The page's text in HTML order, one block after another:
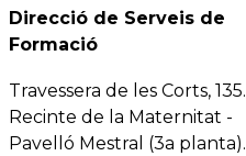
Direcció de Serveis de
Formació
Travessera de les Corts, 135.
Recinte de la Maternitat -
Pavelló Mestral (3a planta).